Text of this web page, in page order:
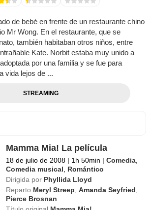
de bebé en frente de un restaurante chino
Mr Wong. En el restaurante, que se
también habitaban otros niños, entre
Kate. Norbit estaba muy unido a
por una familia y se fue para
vida lejos de ...
STREAMING
Mamma Mia! La película
18 de julio de 2008 | 1h 50min | Comedia
Comedia musical
Romántico
Dirigida por Phyllida Lloyd
Reparto Meryl Streep ,Amanda Seyfried
Pierce Brosnan